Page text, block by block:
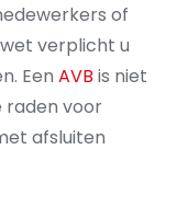
of
verplicht u
Een AVB is niet
raden voor
afsluiten